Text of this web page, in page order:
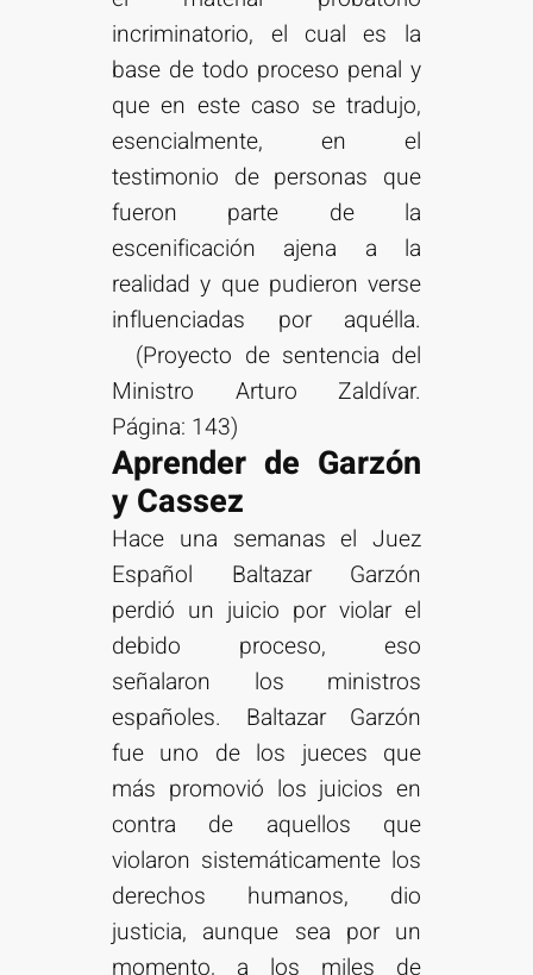
incriminatorio, el cual es la
base de todo proceso penal y
que en este caso se tradujo,
esencialmente, en el
testimonio de personas que
fueron parte de la
escenificación ajena a la
realidad y que pudieron verse
influenciadas por aquélla.
(Proyecto de sentencia del
Ministro Arturo Zaldívar.
Página: 143)
Aprender de Garzón
y Cassez
Hace una semanas el Juez
Español Baltazar Garzón
perdió un juicio por violar el
debido proceso, eso
señalaron los ministros
españoles. Baltazar Garzón
fue uno de los jueces que
más promovió los juicios en
contra de aquellos que
violaron sistemáticamente los
derechos humanos, dio
justicia, aunque sea por un
momento, a los miles de